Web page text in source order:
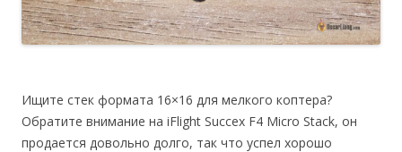
Ищите стек формата 16×16 для мелкого коптера?
Обратите внимание на iFlight Succex F4 Micro Stack, он
продается довольно долго, так что успел хорошо